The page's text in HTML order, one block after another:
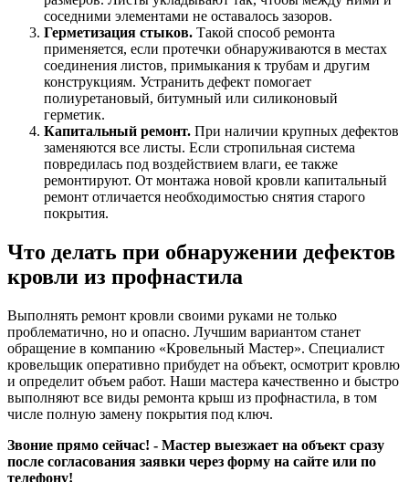
соседними элементами не оставалось зазоров.
Герметизация стыков. Такой способ ремонта
применяется, если протечки обнаруживаются в местах
соединения листов, примыкания к трубам и другим
конструкциям. Устранить дефект помогает
полиуретановый, битумный или силиконовый
герметик.
Капитальный ремонт. При наличии крупных дефектов
заменяются все листы. Если стропильная система
повредилась под воздействием влаги, ее также
ремонтируют. От монтажа новой кровли капитальный
ремонт отличается необходимостью снятия старого
покрытия.
Что делать при обнаружении дефектов
кровли из профнастила
Выполнять ремонт кровли своими руками не только
проблематично, но и опасно. Лучшим вариантом станет
обращение в компанию «Кровельный Мастер». Специалист
кровельщик оперативно прибудет на объект, осмотрит кровлю
и определит объем работ. Наши мастера качественно и быстро
выполняют все виды ремонта крыш из профнастила, в том
числе полную замену покрытия под ключ.
Звоние прямо сейчас! - Мастер выезжает на объект сразу
после согласования заявки через форму на сайте или по
телефону!